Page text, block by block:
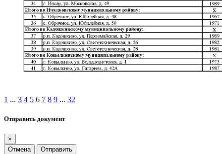
1 ... 3 4 5 6 7 8 9 ... 32
Отправить документ
×
Отмена
Отправить